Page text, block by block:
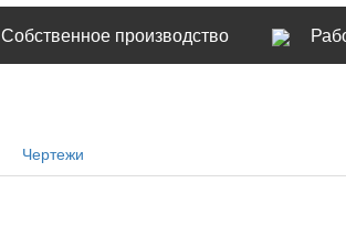
Собственное производство
Чертежи